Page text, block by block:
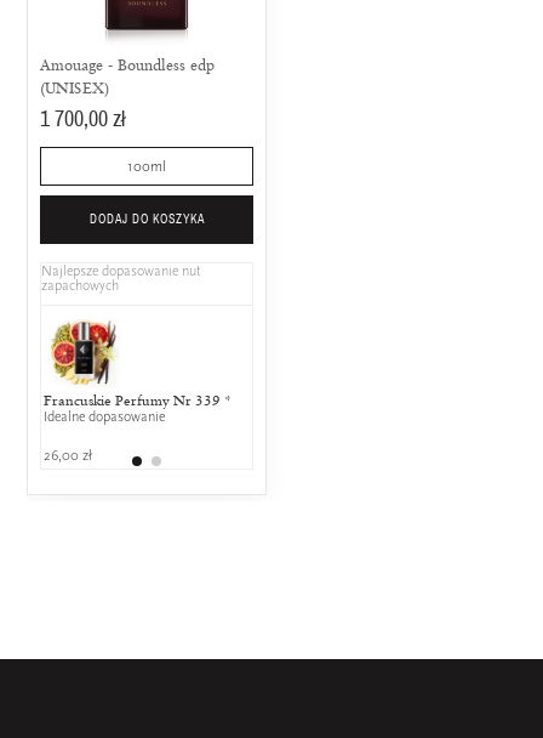
Amouage - Boundless edp
(UNISEX)
1 700,00 zł
100ml
DODAJ DO KOSZYKA
Najlepsze dopasowanie nut
zapachowych
Francuskie Perfumy Nr 339 *
Idealne dopasowanie
26,00 zł